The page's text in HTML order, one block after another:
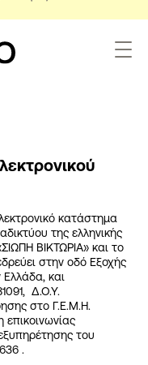
κατάστημα
της ελληνικής
ΒΙΚΤΩΡΙΑ» και το
στην οδό Εξοχής
και
Δ.Ο.Υ.
στο Γ.Ε.Μ.Η.
επικοινωνίας
του
.